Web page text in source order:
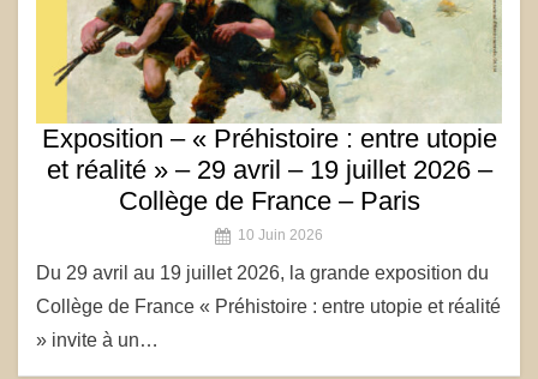
Exposition – « Préhistoire : entre utopie
et réalité » – 29 avril – 19 juillet 2026 –
Collège de France – Paris
10 Juin 2026
Du 29 avril au 19 juillet 2026, la grande exposition du
Collège de France « Préhistoire : entre utopie et réalité
» invite à un…